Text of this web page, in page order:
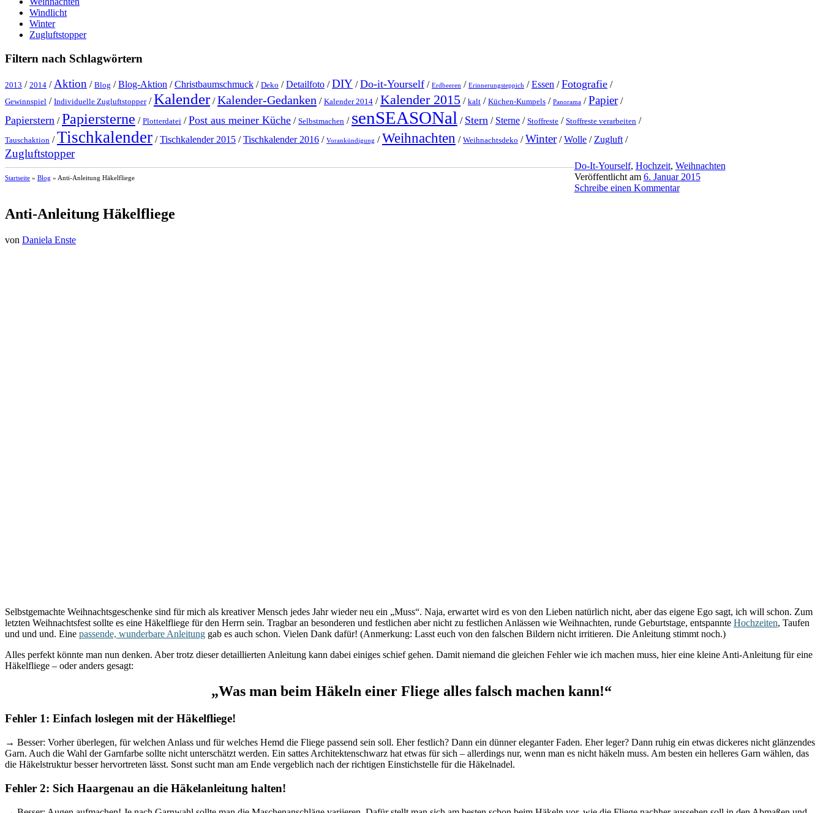
Windlicht
Winter
Zugluftstopper
Filtern nach Schlagwörtern
2013 / 2014 / Aktion / Blog /Blog-Aktion /Christbaumschmuck / Deko /Detailfoto /DIY /Do-it-Yourself / Erdbeeren / Erinnerungsteppich /Essen /Fotografie /
Gewinnspiel / Individuelle Zugluftstopper/Kalender/Kalender-Gedanken / Kalender 2014 /Kalender 2015 / kalt / Küchen-Kumpels / Panorama /Papier/
Papierstern /Papiersterne / Plotterdatei /Post aus meiner Küche / Selbstmachen / senSEASONal / Stern / Sterne / Stoffreste / Stoffreste verarbeiten /
Tauschaktion /Tischkalender /Tischkalender 2015 /Tischkalender 2016 / Vorankündigung /Weihnachten / Weihnachtsdeko /Winter/Wolle / Zugluft /
Zugluftstopper
Startseite » Blog » Anti-Anleitung Häkelfliege
Do-It-Yourself, Hochzeit, Weihnachten
Veröffentlicht am 6. Januar 2015
Schreibe einen Kommentar
Anti-Anleitung Häkelfliege
von Daniela Enste
Selbstgemachte Weihnachtsgeschenke sind für mich als kreativer Mensch jedes Jahr wieder neu ein „Muss“. Naja, erwartet wird es von den Lieben natürlich nicht, aber das eigene Ego sagt, ich will schon. Zum
letzten Weihnachtsfest sollte es eine Häkelfliege für den Herrn sein. Tragbar an besonderen und festlichen aber nicht zu festlichen Anlässen wie Weihnachten, runde Geburtstage, entspannte Hochzeiten, Taufen
und und und. Eine passende, wunderbare Anleitung gab es auch schon. Vielen Dank dafür! (Anmerkung: Lasst euch von den falschen Bildern nicht irritieren. Die Anleitung stimmt noch.)
Alles perfekt könnte man nun denken. Aber trotz dieser detaillierten Anleitung kann dabei einiges schief gehen. Damit niemand die gleichen Fehler wie ich machen muss, hier eine kleine Anti-Anleitung für eine
Häkelfliege – oder anders gesagt:
„Was man beim Häkeln einer Fliege alles falsch machen kann!“
Fehler 1: Einfach loslegen mit der Häkelfliege!
→ Besser: Vorher überlegen, für welchen Anlass und für welches Hemd die Fliege passend sein soll. Eher festlich? Dann ein dünner eleganter Faden. Eher leger? Dann ruhig ein etwas dickeres nicht glänzendes
Garn. Auch die Wahl der Garnfarbe sollte nicht unterschätzt werden. Ein sattes Architektenschwarz hat etwas für sich – allerdings nur, wenn man es nicht häkeln muss. Am besten ein helleres Garn wählen, das
die Häkelstruktur besser hervortreten lässt. Sonst sucht man am Ende vergeblich nach der richtigen Einstichstelle für die Häkelnadel.
Fehler 2: Sich Haargenau an die Häkelanleitung halten!